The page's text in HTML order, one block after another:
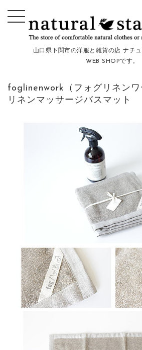
山口県下関市の洋服と雑貨の店 ナチ
WEB SHOPです。
foglinenwork（フォグリネンワ
リネンマッサージバスマット